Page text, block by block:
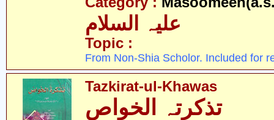
Topic :
From Non-Shia Scholor. Included for
Tazkirat-ul-Khawas
تذکرتہ الخواص